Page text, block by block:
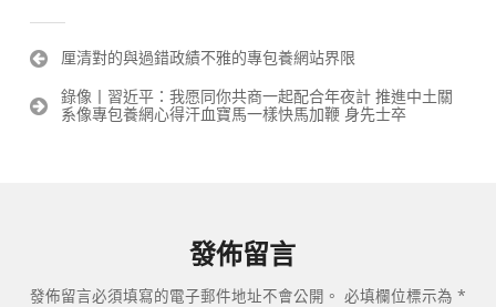
文
導
厘清對的與過錯政績不雅的專包養網站界限
錄像丨習近平：我愿同你共商一起配合年夜計 推進中土關
系像專包養網心得汗血寶馬一樣快馬加鞭 身先士卒
發佈留言
發佈留言必須填寫的電子郵件地址不會公開。 必填欄位標示為 *